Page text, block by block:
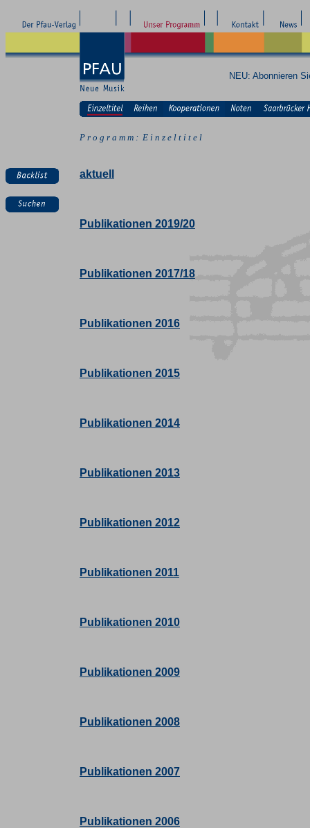
NEU: Abonnieren
P r o g r a m m : E i n z e l t i t e l
aktuell
Publikationen 2019/20
Publikationen 2017/18
Publikationen 2016
Publikationen 2015
Publikationen 2014
Publikationen 2013
Publikationen 2012
Publikationen 2011
Publikationen 2010
Publikationen 2009
Publikationen 2008
Publikationen 2007
Publikationen 2006